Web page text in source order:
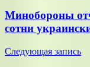
по
записям
Минобороны
сотни
Следующая запись